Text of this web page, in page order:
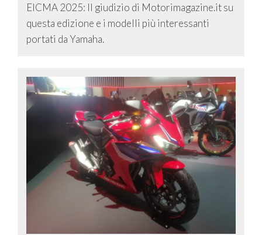
EICMA 2025: Il giudizio di Motorimagazine.it su
questa edizione e i modelli più interessanti
portati da Yamaha.